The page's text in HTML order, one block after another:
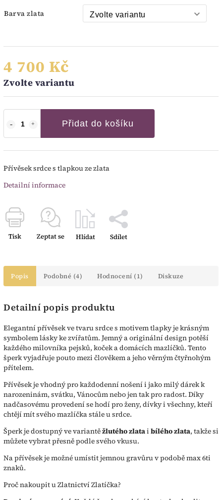
Barva zlata
4 700 Kč
Zvolte variantu
Přidat do košíku
Přívěsek srdce s tlapkou ze zlata
Detailní informace
Tisk Zeptat se Hlídat Sdílet
Popis Podobné (4) Hodnocení (1) Diskuze
Detailní popis produktu
Elegantní přívěsek ve tvaru srdce s motivem tlapky je krásným
symbolem lásky ke zvířatům. Jemný a originální design potěší
každého milovníka pejsků, koček a domácích mazlíčků. Tento
šperk vyjadřuje pouto mezi člověkem a jeho věrným čtyřnohým
přítelem.
Přívěsek je vhodný pro každodenní nošení i jako milý dárek k
narozeninám, svátku, Vánocům nebo jen tak pro radost. Díky
nadčasovému provedení se hodí pro ženy, dívky i všechny, kteří
chtějí mít svého mazlíčka stále u srdce.
Šperk je dostupný ve variantěžlutého zlatai bílého zlata, takže si
můžete vybrat přesně podle svého vkusu.
Na přívěsek je možné umístit jemnou gravůru v podobě max 6ti
znaků.
Proč nakoupit u Zlatnictví Zlatíčka?